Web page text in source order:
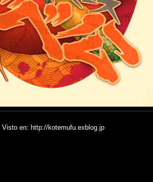
Visto en: http://kotemufu.exblog.jp